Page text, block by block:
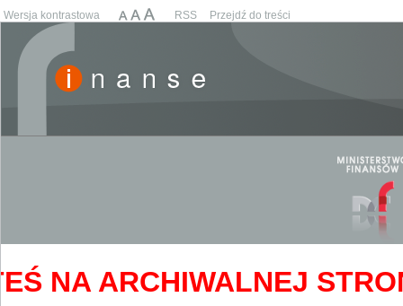
Wersja kontrastowa RSS Przejdź do treści
NA ARCHIWALNEJ